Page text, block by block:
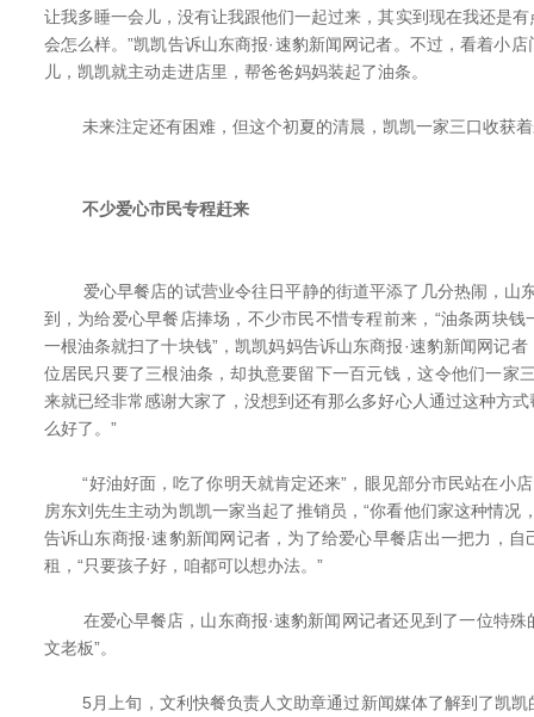
让我多睡一会儿，没有让我跟他们一起过来，其实到现在我还是
会怎么样。”凯凯告诉山东商报·速豹新闻网记者。不过，看着小
儿，凯凯就主动走进店里，帮爸爸妈妈装起了油条。
未来注定还有困难，但这个初夏的清晨，凯凯一家三口收获着
不少爱心市民专程赶来
爱心早餐店的试营业令往日平静的街道平添了几分热闹，山
到，为给爱心早餐店捧场，不少市民不惜专程前来，“油条两块
一根油条就扫了十块钱”，凯凯妈妈告诉山东商报·速豹新闻网记
位居民只要了三根油条，却执意要留下一百元钱，这令他们一家
来就已经非常感谢大家了，没想到还有那么多好心人通过这种方
么好了。”
“好油好面，吃了你明天就肯定还来”，眼见部分市民站在小店
房东刘先生主动为凯凯一家当起了推销员，“你看他们家这种情况
告诉山东商报·速豹新闻网记者，为了给爱心早餐店出一把力，
租，“只要孩子好，咱都可以想办法。”
在爱心早餐店，山东商报·速豹新闻网记者还见到了一位特殊
文老板”。
5月上旬，文利快餐负责人文助章通过新闻媒体了解到了凯凯